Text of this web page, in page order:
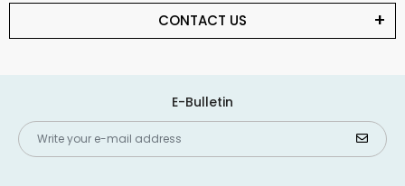
CONTACT US
E-Bulletin